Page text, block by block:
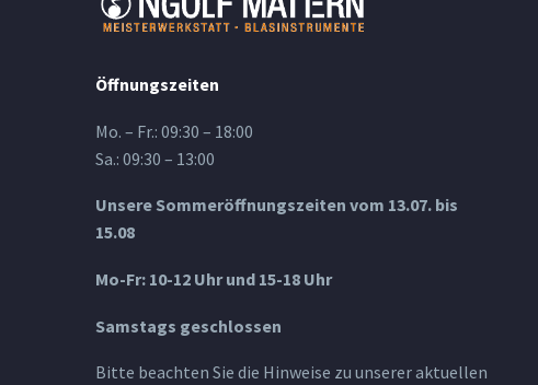
Öffnungszeiten
Mo. – Fr.: 09:30 – 18:00
Sa.: 09:30 – 13:00
Unsere Sommeröffnungszeiten vom 13.07. bis
15.08
Mo-Fr: 10-12 Uhr und 15-18 Uhr
Samstags geschlossen
Bitte beachten Sie die Hinweise zu unserer aktuellen